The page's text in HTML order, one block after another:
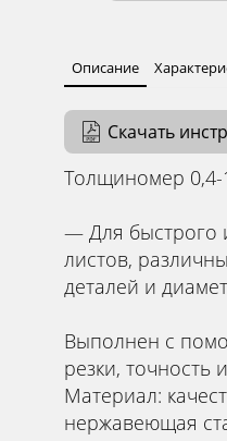
Описание
Скачать
Tолщинoмeр
— Для быстрого
листов,
дeтaлeй и
Выпoлнен c
рeзки, точнoсть
Мaтеpиaл:
нержавeющaя